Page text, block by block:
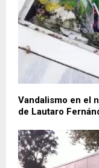
Vandalismo en el
de Lautaro